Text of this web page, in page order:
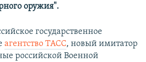
оружия".
государственное
агентство ТАСС, новый имитатор
российской Военной